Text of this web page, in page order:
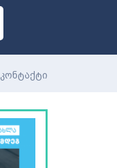
კონტაქტი